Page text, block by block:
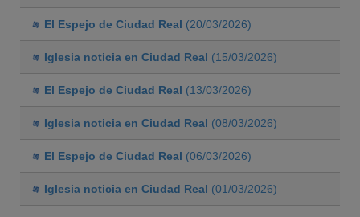
El Espejo de Ciudad Real (20/03/2026)
Iglesia noticia en Ciudad Real (15/03/2026)
El Espejo de Ciudad Real (13/03/2026)
Iglesia noticia en Ciudad Real (08/03/2026)
El Espejo de Ciudad Real (06/03/2026)
Iglesia noticia en Ciudad Real (01/03/2026)